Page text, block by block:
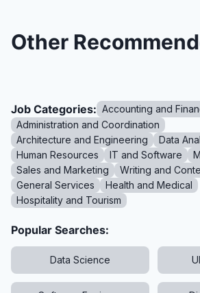
Other
Job Categories: Accounting and
Administration and Coordination
Architecture and Engineering
Data
Human Resources
IT and Software
Sales and Marketing
Writing and
General Services
Health and Medical
Hospitality and Tourism
Popular Searches:
Data Science